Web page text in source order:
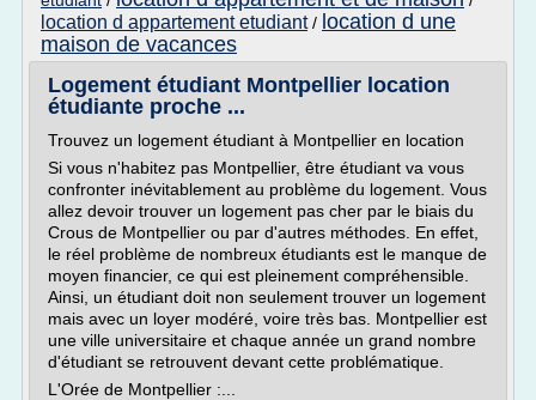
location d appartement etudiant/ location d une
maison de vacances
Logement étudiant Montpellier location
étudiante proche ...
Trouvez un logement étudiant à Montpellier en location
Si vous n'habitez pas Montpellier, être étudiant va vous
confronter inévitablement au problème du logement. Vous
allez devoir trouver un logement pas cher par le biais du
Crous de Montpellier ou par d'autres méthodes. En effet,
le réel problème de nombreux étudiants est le manque de
moyen financier, ce qui est pleinement compréhensible.
Ainsi, un étudiant doit non seulement trouver un logement
mais avec un loyer modéré, voire très bas. Montpellier est
une ville universitaire et chaque année un grand nombre
d'étudiant se retrouvent devant cette problématique.
L'Orée de Montpellier :...